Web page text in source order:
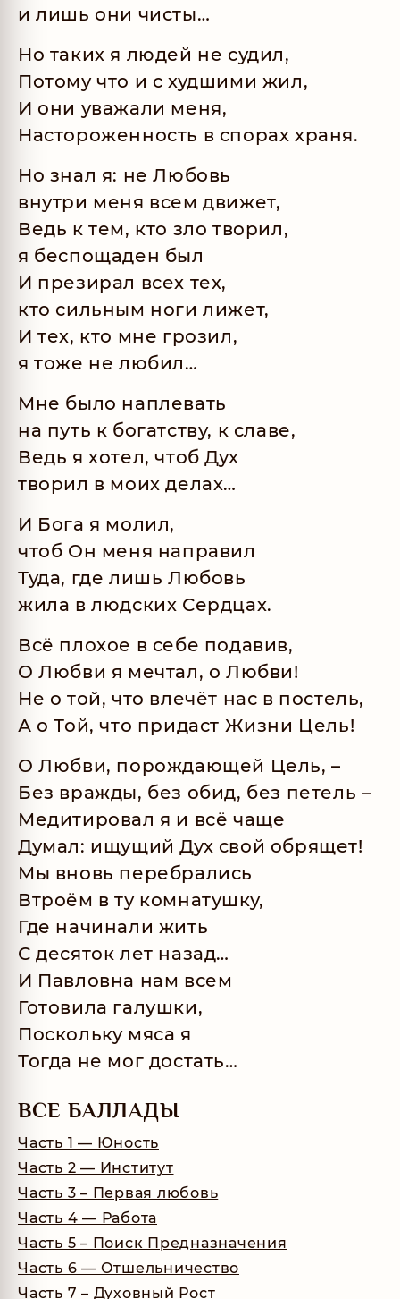
и лишь они чисты…
Но таких я людей не судил,
Потому что и с худшими жил,
И они уважали меня,
Настороженность в спорах храня.
Но знал я: не Любовь
внутри меня всем движет,
Ведь к тем, кто зло творил,
я беспощаден был
И презирал всех тех,
кто сильным ноги лижет,
И тех, кто мне грозил,
я тоже не любил…
Мне было наплевать
на путь к богатству, к славе,
Ведь я хотел, чтоб Дух
творил в моих делах…
И Бога я молил,
чтоб Он меня направил
Туда, где лишь Любовь
жила в людских Сердцах.
Всё плохое в себе подавив,
О Любви я мечтал, о Любви!
Не о той, что влечёт нас в постель,
А о Той, что придаст Жизни Цель!
О Любви, порождающей Цель, –
Без вражды, без обид, без петель –
Медитировал я и всё чаще
Думал: ищущий Дух свой обрящет!
Мы вновь перебрались
Втроём в ту комнатушку,
Где начинали жить
С десяток лет назад…
И Павловна нам всем
Готовила галушки,
Поскольку мяса я
Тогда не мог достать…
ВСЕ БАЛЛАДЫ
Часть 1 — Юность
Часть 2 — Институт
Часть 3 – Первая любовь
Часть 4 — Работа
Часть 5 – Поиск Предназначения
Часть 6 — Отшельничество
Часть 7 – Духовный Рост